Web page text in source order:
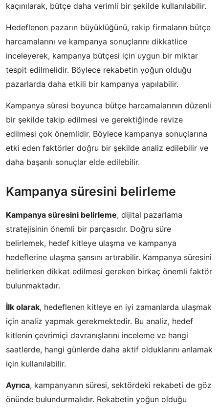
kaçınılarak, bütçe daha verimli bir şekilde kullanılabilir.
Hedeflenen pazarın büyüklüğünü, rakip firmaların bütçe
harcamalarını ve kampanya sonuçlarını dikkatlice
inceleyerek, kampanya bütçesi için uygun bir miktar
tespit edilmelidir. Böylece rekabetin yoğun olduğu
pazarlarda daha etkili bir kampanya yapılabilir.
Kampanya süresi boyunca bütçe harcamalarının düzenli
bir şekilde takip edilmesi ve gerektiğinde revize
edilmesi çok önemlidir. Böylece kampanya sonuçlarına
etki eden faktörler doğru bir şekilde analiz edilebilir ve
daha başarılı sonuçlar elde edilebilir.
Kampanya süresini belirleme
Kampanya süresini belirleme, dijital pazarlama
stratejisinin önemli bir parçasıdır. Doğru süre
belirlemek, hedef kitleye ulaşma ve kampanya
hedeflerine ulaşma şansını artırabilir. Kampanya süresini
belirlerken dikkat edilmesi gereken birkaç önemli faktör
bulunmaktadır.
İlk olarak, hedeflenen kitleye en iyi zamanlarda ulaşmak
için analiz yapmak gerekmektedir. Bu analiz, hedef
kitlenin çevrimiçi davranışlarını inceleme ve hangi
saatlerde, hangi günlerde daha aktif olduklarını anlamak
için kullanılabilir.
Ayrıca, kampanyanın süresi, sektördeki rekabeti de göz
önünde bulundurmalıdır. Rekabetin yoğun olduğu